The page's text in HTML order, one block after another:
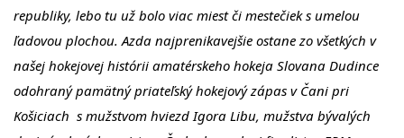
republiky, lebo tu už bolo viac miest či mestečiek s umelou
ľadovou plochou. Azda najprenikavejšie ostane zo všetkých v
našej hokejovej histórii amatérskeho hokeja Slovana Dudince
odohraný pamätný priateľský hokejový zápas v Čani pri
Košiciach s mužstvom hviezd Igora Libu, mužstva bývalých